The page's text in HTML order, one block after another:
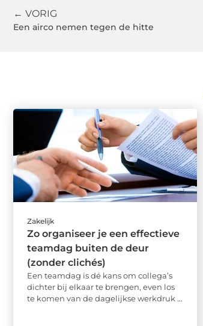
← VORIG
Een airco nemen tegen de hitte
Zakelijk
Zo organiseer je een effectieve
teamdag buiten de deur
(zonder clichés)
Een teamdag is dé kans om collega’s
dichter bij elkaar te brengen, even los
te komen van de dagelijkse werkdruk ...